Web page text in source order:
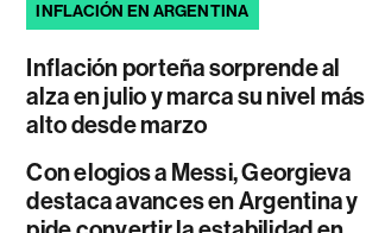
INFLACIÓN EN ARGENTINA
Inflación porteña sorprende al
alza en julio y marca su nivel más
alto desde marzo
Con elogios a Messi, Georgieva
destaca avances en Argentina y